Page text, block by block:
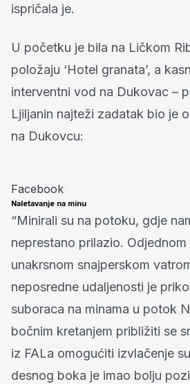
ispričala je.
U početku je bila na Ličkom
položaju ‘Hotel granata’, a
interventni vod na Dukovac –
Ljiljanin najteži zadatak bio je
na Dukovcu:
Facebook
Naletavanje na minu
“Minirali su na potoku, gdje
neprestano prilazio.
unakrsnom snajperskom
neposredne udaljenosti je
suboraca na minama u potok
bočnim kretanjem približiti se
iz FALa omogućiti izvlačenje
desnog boka je imao bolju